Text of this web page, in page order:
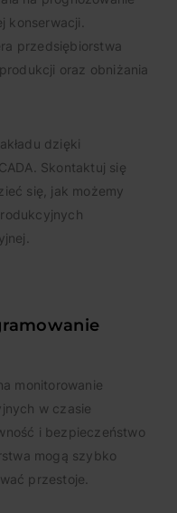
konserwacji.
przedsiębiorstwa
oraz obniżania
dzięki
Skontaktuj się
się, jak możemy
monitorowanie
w czasie
i bezpieczeństwo
mogą szybko
przestoje.
in our ‘Contact’